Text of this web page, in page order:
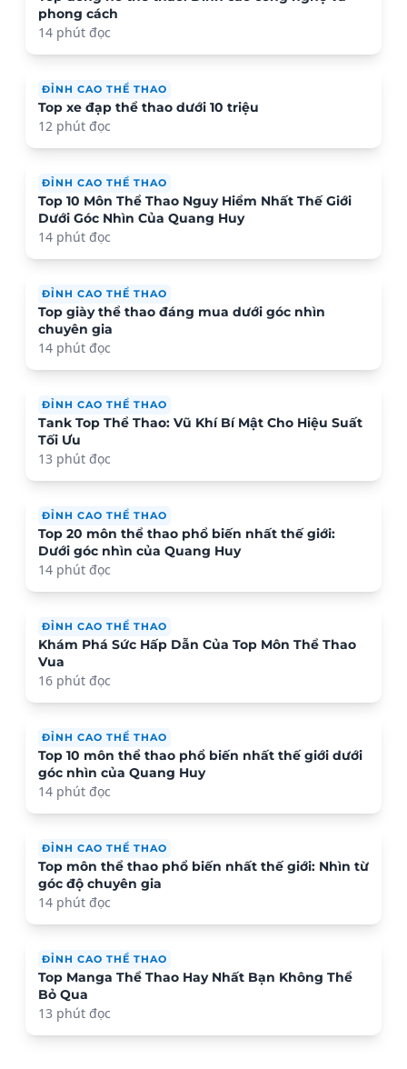
phong cách
14 phút đọc
ĐỈNH CAO THỂ THAO
Top xe đạp thể thao dưới 10 triệu
12 phút đọc
ĐỈNH CAO THỂ THAO
Top 10 Môn Thể Thao Nguy Hiểm Nhất Thế Giới
Dưới Góc Nhìn Của Quang Huy
14 phút đọc
ĐỈNH CAO THỂ THAO
Top giày thể thao đáng mua dưới góc nhìn
chuyên gia
14 phút đọc
ĐỈNH CAO THỂ THAO
Tank Top Thể Thao: Vũ Khí Bí Mật Cho Hiệu Suất
Tối Ưu
13 phút đọc
ĐỈNH CAO THỂ THAO
Top 20 môn thể thao phổ biến nhất thế giới:
Dưới góc nhìn của Quang Huy
14 phút đọc
ĐỈNH CAO THỂ THAO
Khám Phá Sức Hấp Dẫn Của Top Môn Thể Thao
Vua
16 phút đọc
ĐỈNH CAO THỂ THAO
Top 10 môn thể thao phổ biến nhất thế giới dưới
góc nhìn của Quang Huy
14 phút đọc
ĐỈNH CAO THỂ THAO
Top môn thể thao phổ biến nhất thế giới: Nhìn từ
góc độ chuyên gia
14 phút đọc
ĐỈNH CAO THỂ THAO
Top Manga Thể Thao Hay Nhất Bạn Không Thể
Bỏ Qua
13 phút đọc